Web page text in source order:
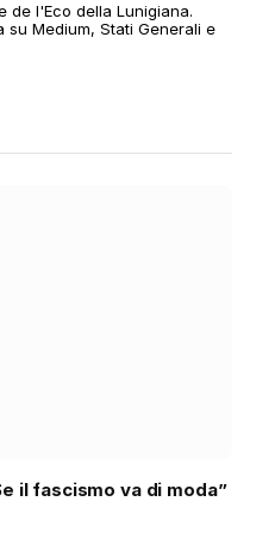
de l'Eco della Lunigiana.
su Medium, Stati Generali e
il fascismo va di moda”